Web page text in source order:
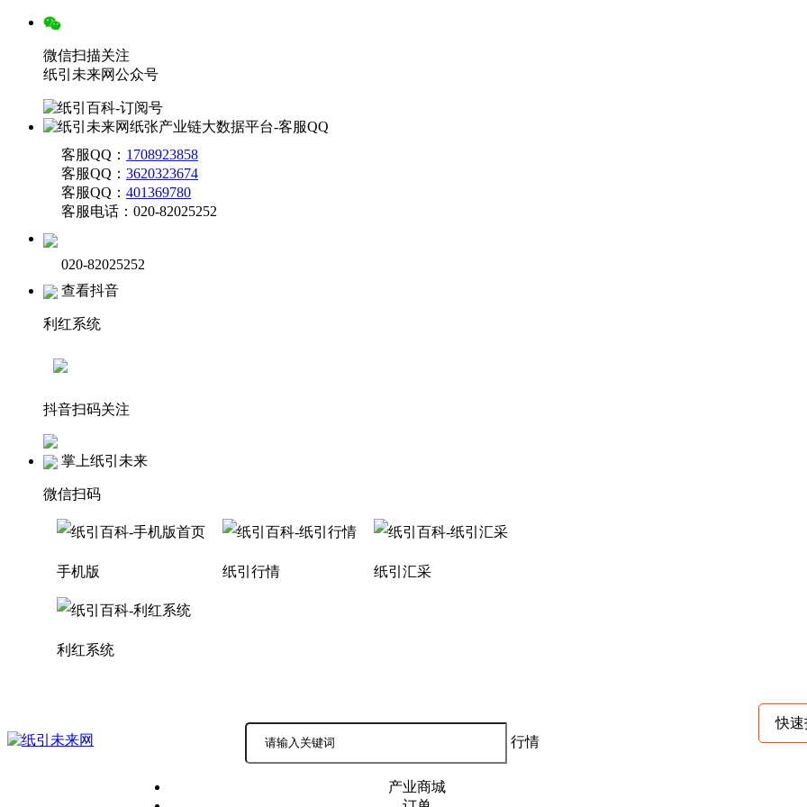
微信扫描关注
纸引未来网公众号
客服QQ： 1708923858
客服QQ： 3620323674
客服QQ： 401369780
客服电话：020-82025252
020-82025252
查看抖音
利红系统
抖音扫码关注
掌上纸引未来
微信扫码
手机版 纸引行情 纸引汇采
利红系统
行情
产业商城
快